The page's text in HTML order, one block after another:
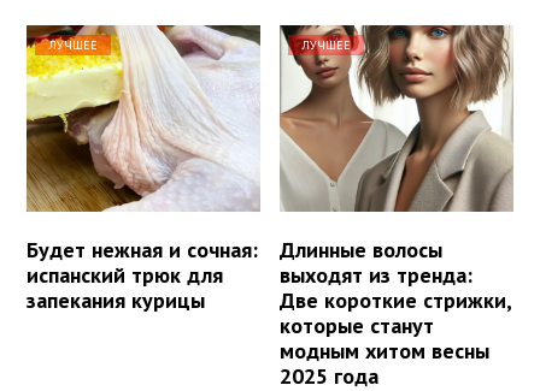
ЛУЧШЕЕ
Будет нежная и сочная:
испанский трюк для
запекания курицы
ЛУЧШЕЕ
Длинные волосы
выходят из тренда:
Две короткие стрижки,
которые станут
модным хитом весны
2025 года